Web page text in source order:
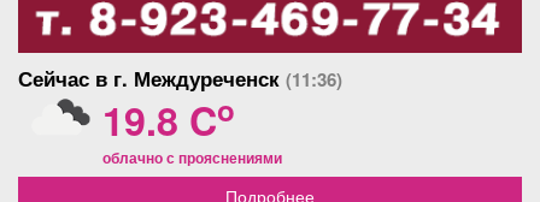
Сейчас в г. Междуреченск (11:36)
19.8 Co
облачно с прояснениями
Подробнее